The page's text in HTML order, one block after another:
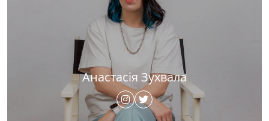
Анастасія Зухвала